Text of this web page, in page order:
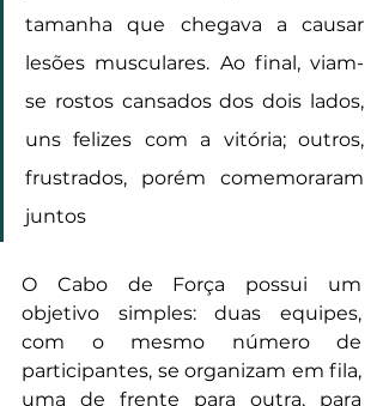
tamanha que chegava a causar
lesões musculares. Ao final, viam-
se rostos cansados dos dois lados,
uns felizes com a vitória; outros,
frustrados, porém comemoraram
juntos
O Cabo de Força possui um
objetivo simples: duas equipes,
com o mesmo número de
participantes, se organizam em fila,
uma de frente para outra, para